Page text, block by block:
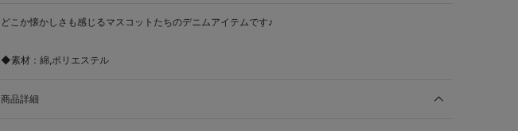
どこか懐かしさも感じるマスコットたちのデニムアイテムです♪
◆素材：綿,ポリエステル
商品詳細